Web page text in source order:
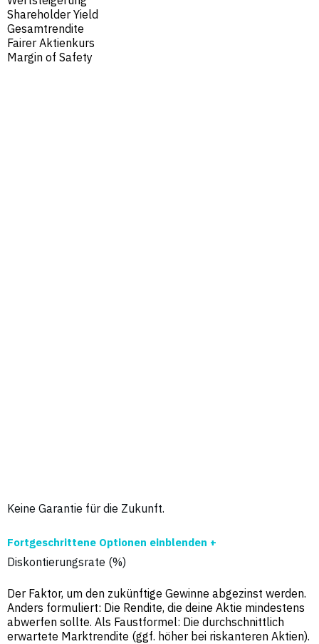
Shareholder Yield
Gesamtrendite
Fairer Aktienkurs
Margin of Safety
Keine Garantie für die Zukunft.
Fortgeschrittene Optionen einblenden +
Diskontierungsrate (%)
Der Faktor, um den zukünftige Gewinne abgezinst werden.
Anders formuliert: Die Rendite, die deine Aktie mindestens
abwerfen sollte. Als Faustformel: Die durchschnittlich
erwartete Marktrendite (ggf. höher bei riskanteren Aktien).